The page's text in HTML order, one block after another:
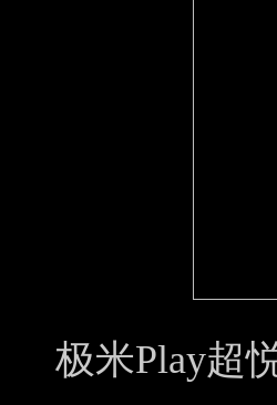
极米Play超